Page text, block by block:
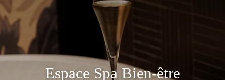
Espace Spa Bien-être